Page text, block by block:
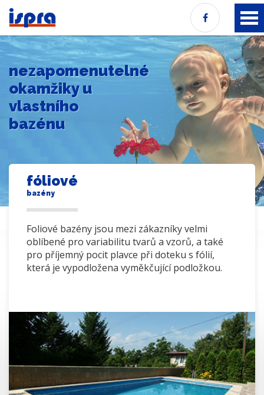
nezapomenutelné
okamžiky u
vlastního
bazénu
fóliové
bazény
Foliové bazény jsou mezi zákazníky velmi
oblíbené pro variabilitu tvarů a vzorů, a také
pro příjemný pocit plavce při doteku s fólií,
která je vypodložena vyměkčující podložkou.